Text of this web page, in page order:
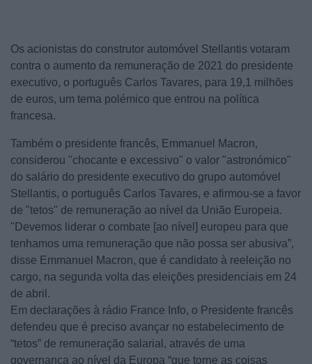
Os acionistas do construtor automóvel Stellantis votaram
contra o aumento da remuneração de 2021 do presidente
executivo, o português Carlos Tavares, para 19,1 milhões
de euros, um tema polémico que entrou na política
francesa.
Também o presidente francês, Emmanuel Macron,
considerou "chocante e excessivo" o valor "astronómico"
do salário do presidente executivo do grupo automóvel
Stellantis, o português Carlos Tavares, e afirmou-se a favor
de "tetos" de remuneração ao nível da União Europeia.
"Devemos liderar o combate [ao nível] europeu para que
tenhamos uma remuneração que não possa ser abusiva”,
disse Emmanuel Macron, que é candidato à reeleição no
cargo, na segunda volta das eleições presidenciais em 24
de abril.
Em declarações à rádio France Info, o Presidente francês
defendeu que é preciso avançar no estabelecimento de
“tetos” de remuneração salarial, através de uma
governança ao nível da Europa “que torne as coisas